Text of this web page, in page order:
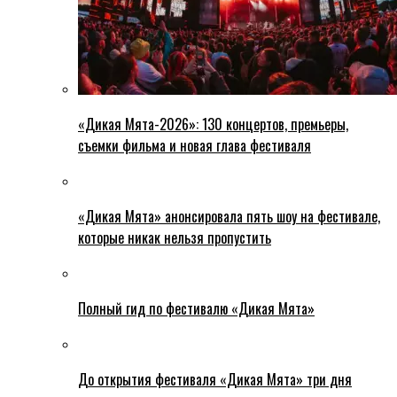
«Дикая Мята-2026»: 130 концертов, премьеры,
съемки фильма и новая глава фестиваля
«Дикая Мята» анонсировала пять шоу на фестивале,
которые никак нельзя пропустить
Полный гид по фестивалю «Дикая Мята»
До открытия фестиваля «Дикая Мята» три дня